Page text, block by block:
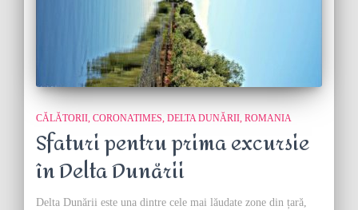
CĂLĂTORII CORONATIMES DELTA DUNĂRII ROMANIA
Sfaturi pentru prima excursie
în Delta Dunării
Delta Dunării este una dintre cele mai lăudate zone din țară,